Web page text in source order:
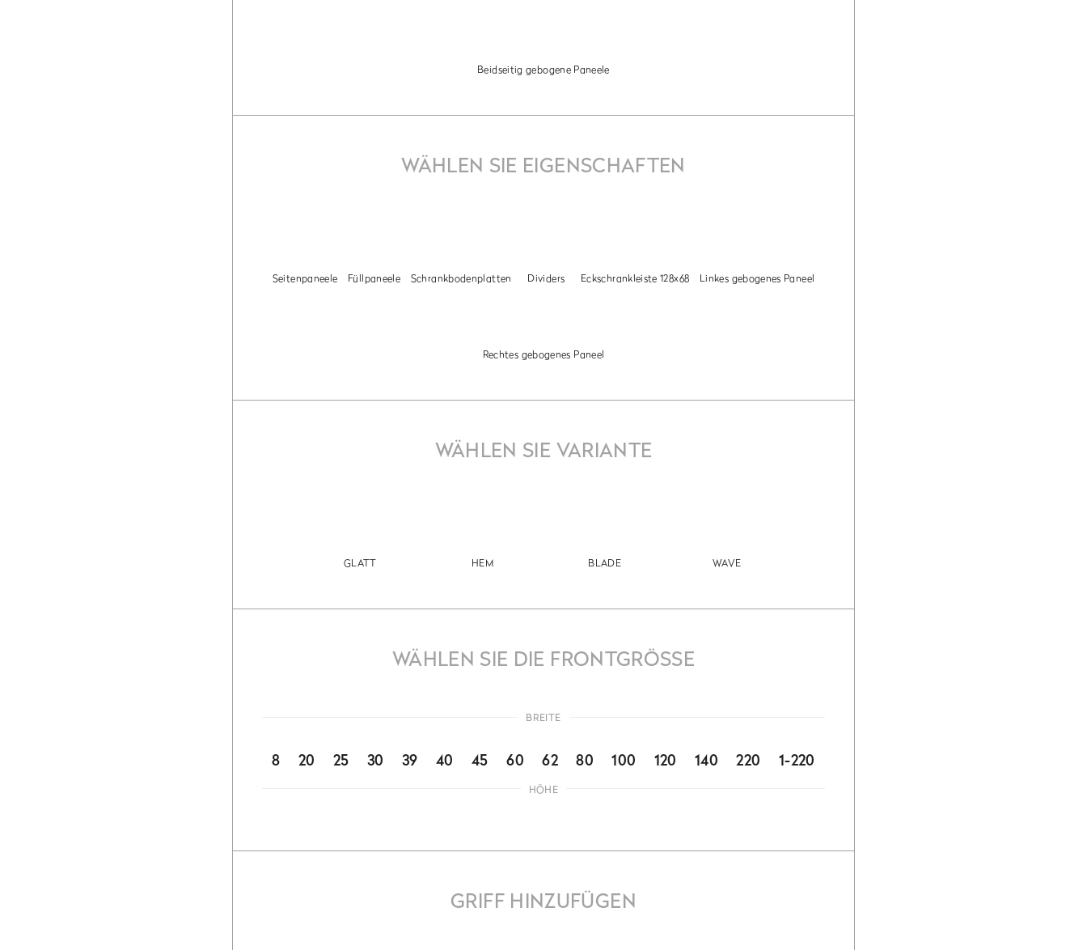
Beidseitig gebogene Paneele
WÄHLEN SIE EIGENSCHAFTEN
Seitenpaneele Füllpaneele Schrankbodenplatten Dividers Eckschrankleiste 128x68 Linkes gebogenes Paneel
Rechtes gebogenes Paneel
WÄHLEN SIE VARIANTE
GLATT HEM BLADE WAVE
WÄHLEN SIE DIE FRONTGRÖSSE
BREITE
8 20 25 30 39 40 45 60 62 80 100 120 140 220 1-220
HÖHE
GRIFF HINZUFÜGEN